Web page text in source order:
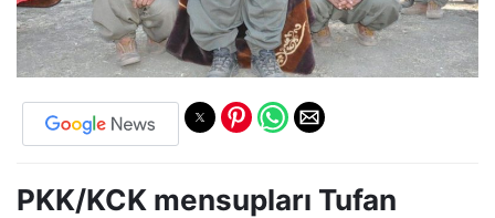
PKK/KCK mensupları Tufan